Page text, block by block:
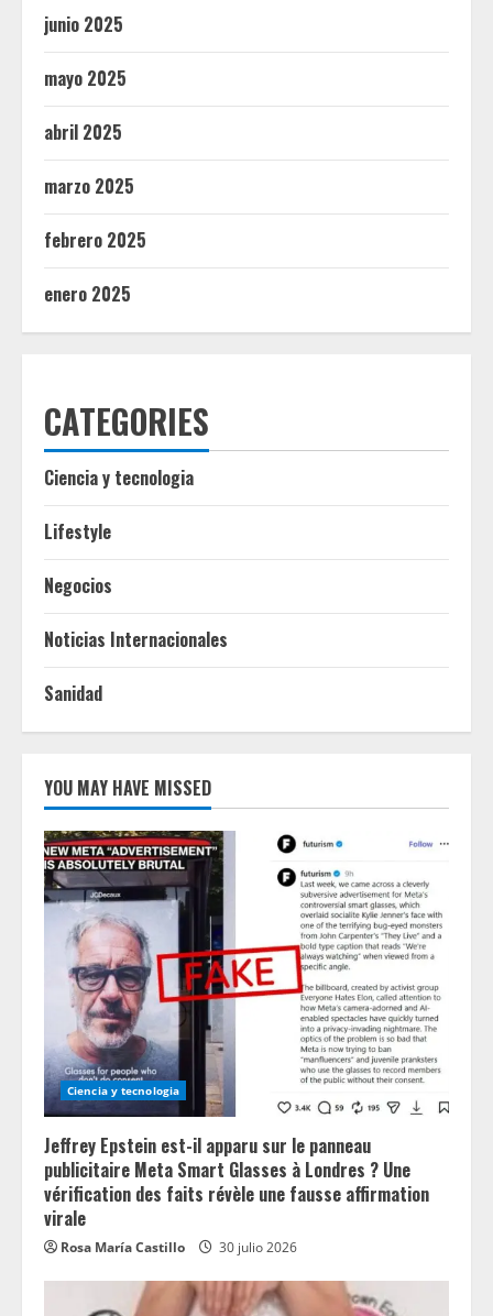
junio 2025
mayo 2025
abril 2025
marzo 2025
febrero 2025
enero 2025
CATEGORIES
Ciencia y tecnologia
Lifestyle
Negocios
Noticias Internacionales
Sanidad
YOU MAY HAVE MISSED
Ciencia y tecnologia
Jeffrey Epstein est-il apparu sur le panneau
publicitaire Meta Smart Glasses à Londres ? Une
vérification des faits révèle une fausse affirmation
virale
Rosa María Castillo 30 julio 2026